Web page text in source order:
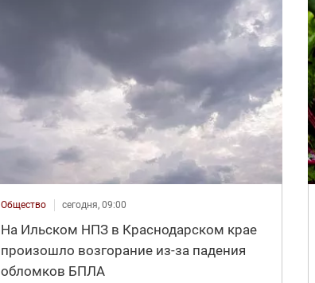
Общество сегодня, 09:00
На Ильском НПЗ в Краснодарском крае
произошло возгорание из-за падения
обломков БПЛА